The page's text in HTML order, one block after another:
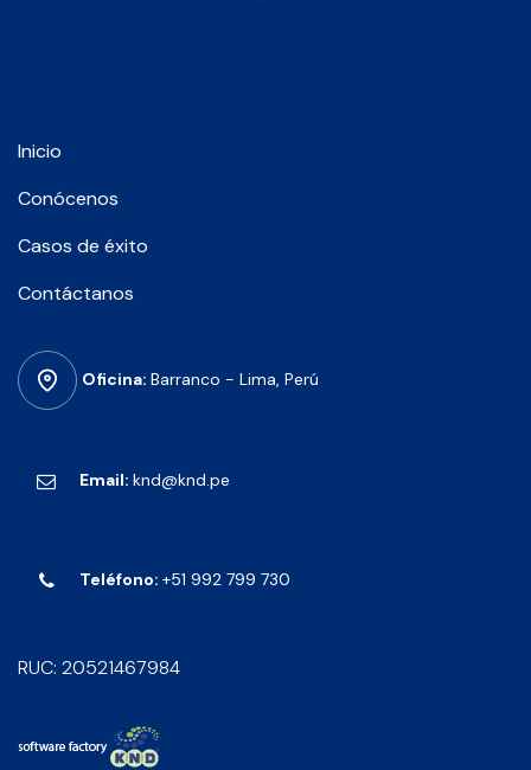
RUC: 20521467984
Inicio
Conócenos
Casos de éxito
Contáctanos
Oficina: Barranco - Lima, Perú
Email: knd@knd.pe
Teléfono: +51 992 799 730